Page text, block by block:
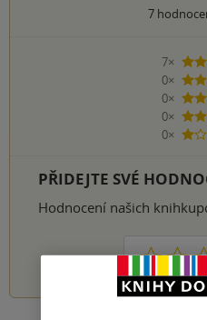
7
7×
0×
0×
0×
2
0×
1
PŘIDEJTE SVÉ
Hodnocení našich
1 2 3 4